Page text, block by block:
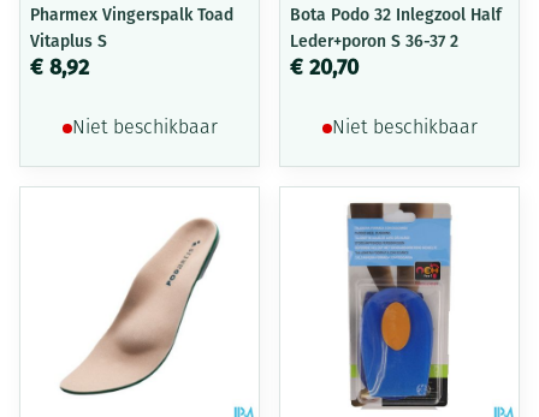
Pharmex Vingerspalk Toad
Vitaplus S
€ 8,92
Niet beschikbaar
Bota Podo 32 Inlegzool Half
Leder+poron S 36-37 2
€ 20,70
Niet beschikbaar